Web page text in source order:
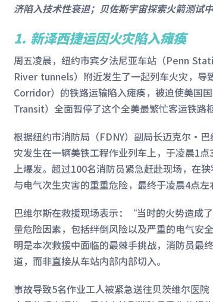
济陷入技术性衰退；贝佐斯宇宙探索火箭测试
1. 新泽西捷运因火灾陷入瘫痪
周五凌晨，纽约市宾夕法尼亚车站（Penn
River tunnels）附近发生了一起列车火灾，
Corridor）的铁路运输陷入瘫痪，被迫使美国
Transit）全面暂停了这个全美最繁忙客运铁路
根据纽约市消防局（FDNY）副局长迈克尔·
灾发生在一辆美铁工程作业列车上，于凌晨1
上爆发。超过100名消防员紧急赶赴现场，在
与电气次生灾害的重重危险，最终于凌晨4点左
巴维尔斯在救援现场表示：“当时的火势造成
量危险因素，包括绊倒风险以及严重的电气安
明是本次救援中面临的最棘手挑战，消防员最
道，而非直接从车站内部内部切入。
事故导致5名作业工人被紧急送往贝茨维尔医